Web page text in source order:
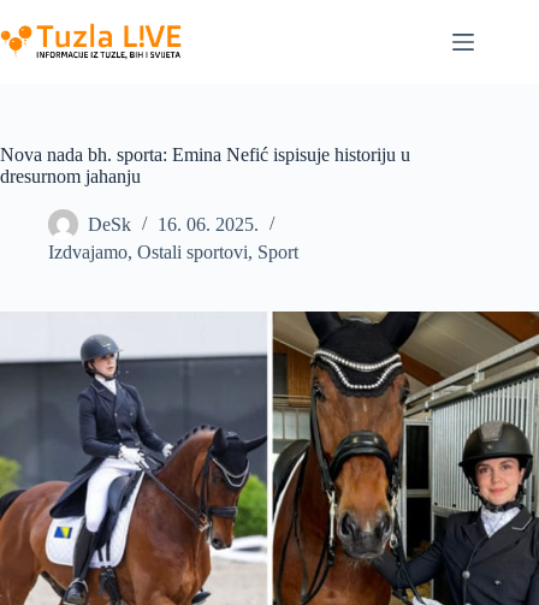
to
content
Nova nada bh. sporta: Emina Nefić ispisuje historiju u
dresurnom jahanju
DeSk
16. 06. 2025.
Izdvajamo, Ostali sportovi, Sport